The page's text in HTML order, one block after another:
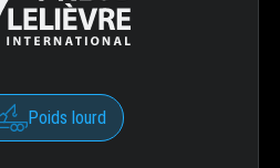
Poids lourd